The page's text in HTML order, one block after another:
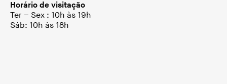
Horário de visitação
Ter – Sex : 10h às 19h
Sáb: 10h às 18h